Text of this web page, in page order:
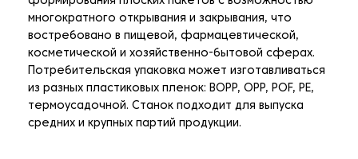
многократного открывания и закрывания, что
востребовано в пищевой, фармацевтической,
косметической и хозяйственно-бытовой сферах.
Потребительская упаковка может изготавливаться
из разных пластиковых пленок: BOPP, OPP, POF, PE,
термоусадочной. Станок подходит для выпуска
средних и крупных партий продукции.